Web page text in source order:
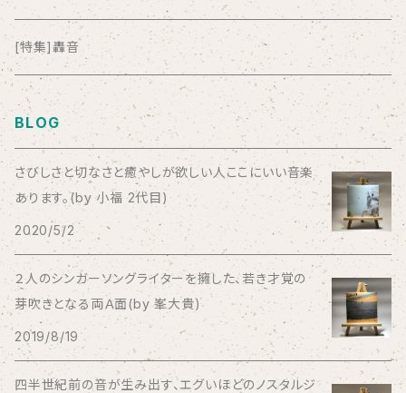
anticlockwise
Aysula
Bad Operation
Bagus!
BBBBBBB
The BEG
The Beths
[特集]轟音
BLOG
さびしさと切なさと癒やしが欲しい人ここにいい音楽
あります。(by 小福 2代目)
2020/5/2
２人のシンガーソングライターを擁した、若き才覚の
芽吹きとなる両Ａ面(by 峯大貴)
2019/8/19
四半世紀前の音が生み出す、エグいほどのノスタルジ